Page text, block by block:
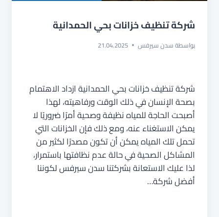
شركة تنظيف خزانات بحي الحمدانية
بواسطةسدن سيرفس 21.04.2025
شركة تنظيف خزانات بحي الحمدانية ازداد الاهتمام
بصحة الإنسان في ذلك الوقت ورفاهيته، لهذا
أصبحت الحاجة للمياه نظيفة وصحية أمرًا ضروريًا لا
يمكن الاستغناء عنه، ومع ذلك فإن الخزانات التي
تحمل تلك المياه يمكن أن تكون مصدرًا لكثير من
المشاكل الصحية في حالة عدم نظافتها باستمرار،
لذا عليك الاستعانة بشركتنا سدن سيرفس لكوننا
أفضل شركة…